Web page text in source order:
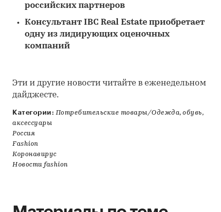
российских партнеров
Консультант IBC Real Estate приобретает
одну из лидирующих оценочных
компаний
Эти и другие новости читайте в еженедельном
дайджесте.
Категории: Потребительские товары/Одежда, обувь,
аксессуары
Россия
Fashion
Коронавирус
Новости fashion